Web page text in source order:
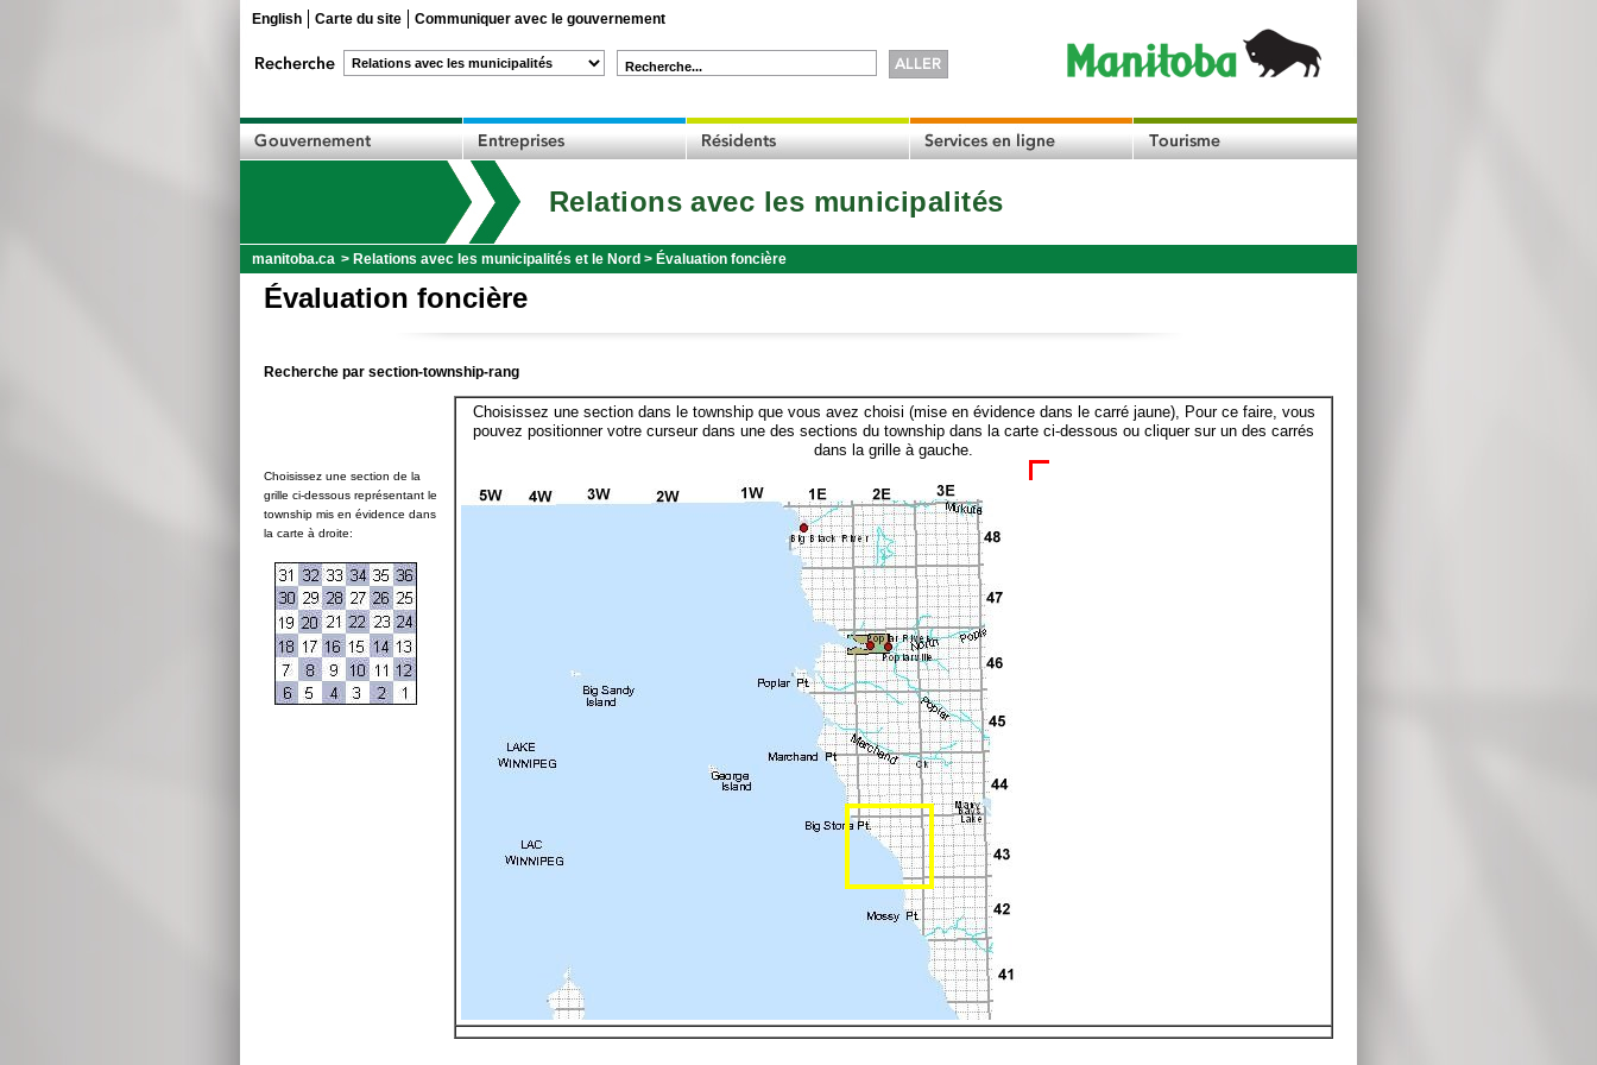
English Carte du site Communiquer avec le gouvernement
Recherche...
Relations avec les municipalités
manitoba.ca > Relations avec les municipalités et le Nord > Évaluation foncière
Évaluation foncière
Recherche par section-township-rang
Choisissez une section de la
grille ci-dessous représentant le
township mis en évidence dans
la carte à droite:
Choisissez une section dans le township que vous avez choisi (mise en évidence dans le carré jaune), Pour ce faire, vous
pouvez positionner votre curseur dans une des sections du township dans la carte ci-dessous ou cliquer sur un des carrés
dans la grille à gauche.